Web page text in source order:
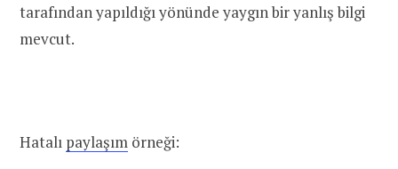
tarafından yapıldığı yönünde yaygın bir yanlış bilgi
mevcut.
Hatalı paylaşım örneği: